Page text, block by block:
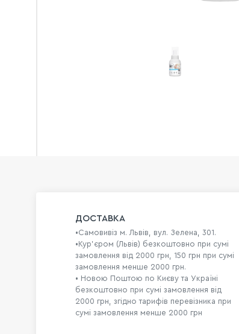
ДОСТАВКА
•Самовивіз м. Львів, вул. Зелена, 301.
•Кур'єром (Львів) безкоштовно при сумі
замовлення від 2000 грн, 150 грн при сумі
замовлення менше 2000 грн.
• Новою Поштою по Києву та Україні
безкоштовно при сумі замовлення від
2000 грн, згідно тарифів перевізника при
сумі замовлення менше 2000 грн